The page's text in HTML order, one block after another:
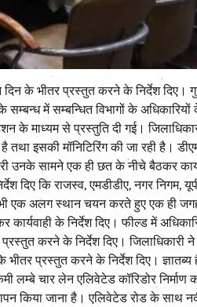
के भीतर प्रस्तुत करने के निर्देश दिए।
सम्बन्ध में सम्बन्धित विभागों के
के माध्यम से प्रस्तुति दी गई।
तथा इसकी मॉनिटिरिंग की जा रही है।
उनके सामने एक ही छत के नीचे बैठकर
दिए कि राजस्व, एमडीडीए, नगर निगम,
एक अलग स्थान चयन करते हुए एक ही जगह
के निर्देश दिए। फील्ड में
प्रस्तुत करने के निर्देश दिए।
भीतर प्रस्तुत करने के निर्देश दिए।
चार लेन एलिवेटेड कॉरिडोर निर्माण
किया जाना है। एलिवेटेड रोड के साथ